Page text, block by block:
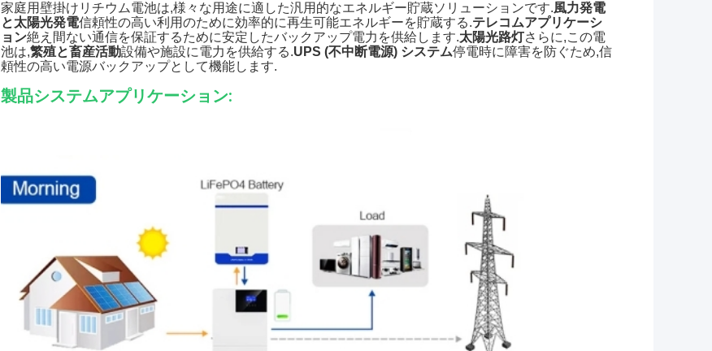
家庭用壁掛けリチウム電池は,様々な用途に適した汎用的なエネルギー貯蔵ソリューションです.風力発電
と太陽光発電信頼性の高い利用のために効率的に再生可能エネルギーを貯蔵する.テレコムアプリケーシ
ョン絶え間ない通信を保証するために安定したバックアップ電力を供給します.太陽光路灯さらに,この電
池は,繁殖と畜産活動設備や施設に電力を供給する.UPS (不中断電源) システム停電時に障害を防ぐため,信
頼性の高い電源バックアップとして機能します.
製品システムアプリケーション: